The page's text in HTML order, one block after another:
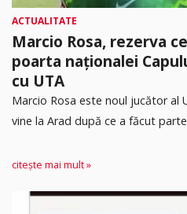
ACTUALITATE
Marcio Rosa, rezerva
poarta naționalei
cu UTA
Marcio Rosa este noul jucător al
vine la Arad după ce a făcut
citește mai mult »